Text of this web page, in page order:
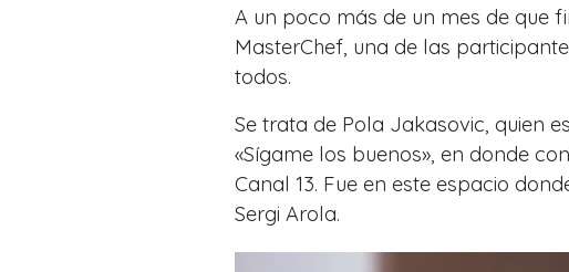
A un poco más de un mes de que
MasterChef, una de las
todos.
Se trata de Pola Jakasovic, quien
«Sígame los buenos», en donde
Canal 13. Fue en este espacio
Sergi Arola.